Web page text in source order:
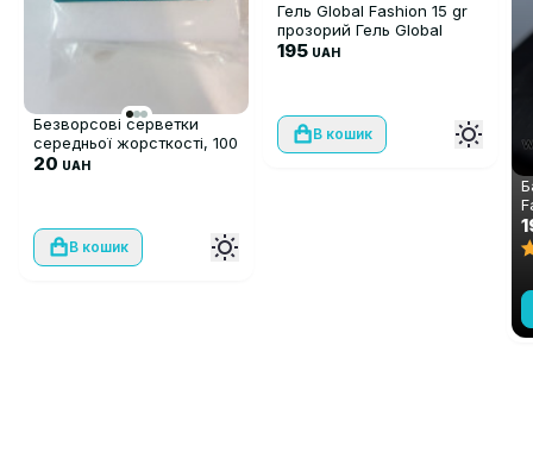
Безворсові серветки
середньої жорсткості, 100
шт
20 UAH
В кошик
Гель Global Fashion 15 gr
прозорий Гель Global
Fashion 15 gr прозорий
195 UAH
В кошик